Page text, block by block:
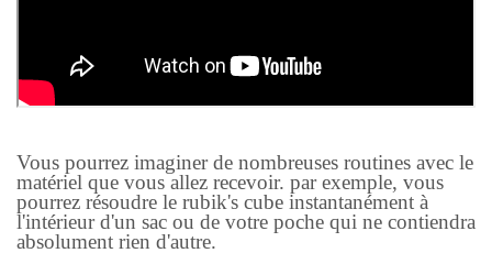
Vous pourrez imaginer de nombreuses routines avec le
matériel que vous allez recevoir. par exemple, vous
pourrez résoudre le rubik's cube instantanément à
l'intérieur d'un sac ou de votre poche qui ne contiendra
absolument rien d'autre.